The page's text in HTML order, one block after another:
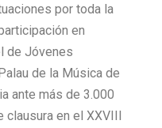
por toda la
en
de Jóvenes
de la Música de
ante más de 3.000
en el XXVIII